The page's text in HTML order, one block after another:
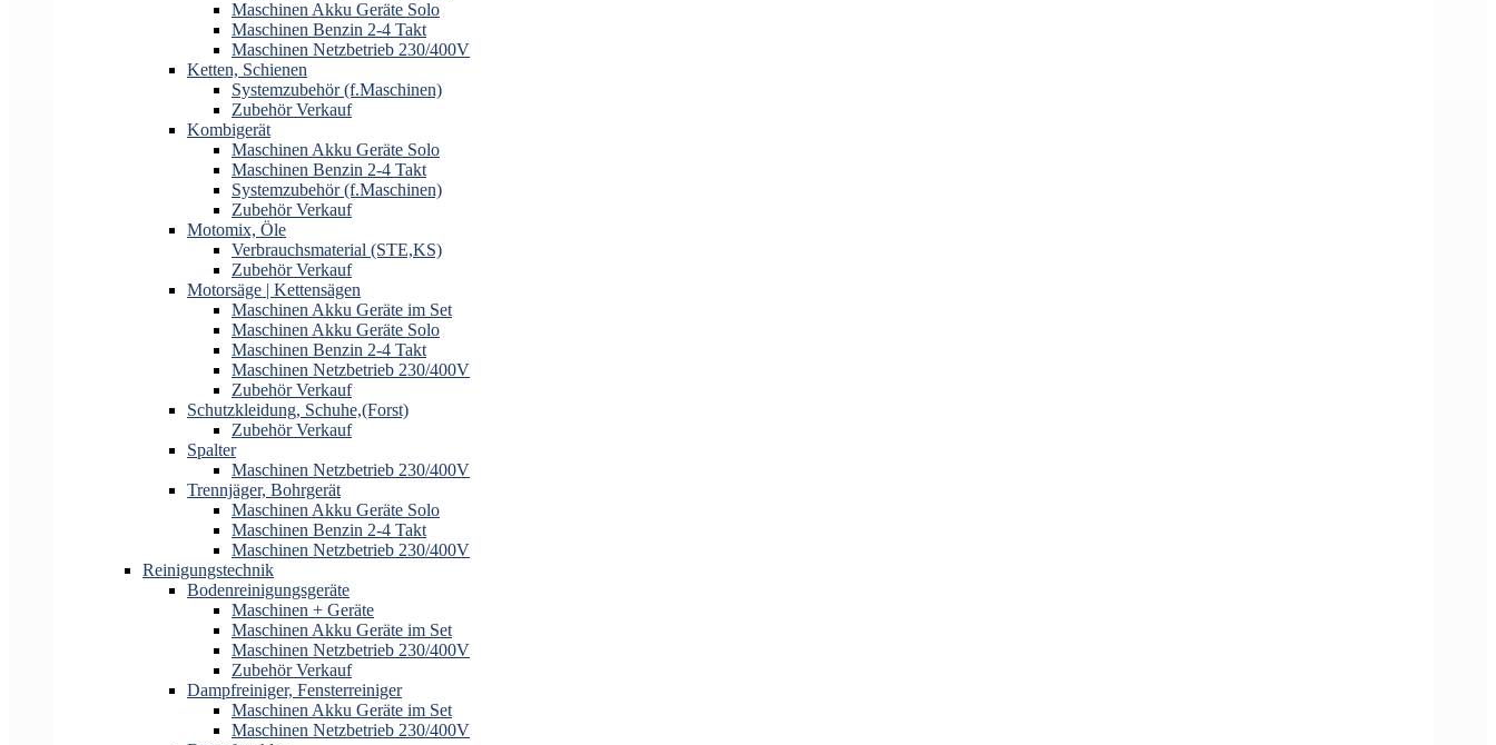
Maschinen Akku Geräte Solo
Maschinen Benzin 2-4 Takt
Maschinen Netzbetrieb 230/400V
Ketten, Schienen
Systemzubehör (f.Maschinen)
Zubehör Verkauf
Kombigerät
Maschinen Akku Geräte Solo
Maschinen Benzin 2-4 Takt
Systemzubehör (f.Maschinen)
Zubehör Verkauf
Motomix, Öle
Verbrauchsmaterial (STE,KS)
Zubehör Verkauf
Motorsäge | Kettensägen
Maschinen Akku Geräte im Set
Maschinen Akku Geräte Solo
Maschinen Benzin 2-4 Takt
Maschinen Netzbetrieb 230/400V
Zubehör Verkauf
Schutzkleidung, Schuhe,(Forst)
Zubehör Verkauf
Spalter
Maschinen Netzbetrieb 230/400V
Trennjäger, Bohrgerät
Maschinen Akku Geräte Solo
Maschinen Benzin 2-4 Takt
Maschinen Netzbetrieb 230/400V
Reinigungstechnik
Bodenreinigungsgeräte
Maschinen + Geräte
Maschinen Akku Geräte im Set
Maschinen Netzbetrieb 230/400V
Zubehör Verkauf
Dampfreiniger, Fensterreiniger
Maschinen Akku Geräte im Set
Maschinen Netzbetrieb 230/400V